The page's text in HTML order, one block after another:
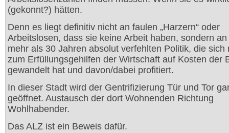
(gekonnt?) hätten.
Denn es liegt definitiv nicht an faulen „Harzern“ oder
Arbeitslosen, dass sie keine Arbeit haben, sondern
mehr als 30 Jahren absolut verfehlten Politik, die sich
zum Erfüllungsgehilfen der Wirtschaft auf Kosten der
gewandelt hat und davon/dabei profitiert.
In dieser Stadt wird der Gentrifizierung Tür und Tor
geöffnet. Austausch der dort Wohnenden Richtung
Wohlhabender.
Das ALZ ist ein Beweis dafür.